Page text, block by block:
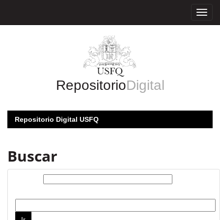
RepositorioDigital
Repositorio Digital USFQ
Buscar